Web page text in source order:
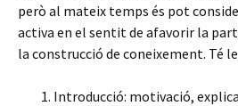
però al mateix temps és pot
activa en el sentit de afavorir la
la construcció de coneixement. Té
Introducció: motivació,